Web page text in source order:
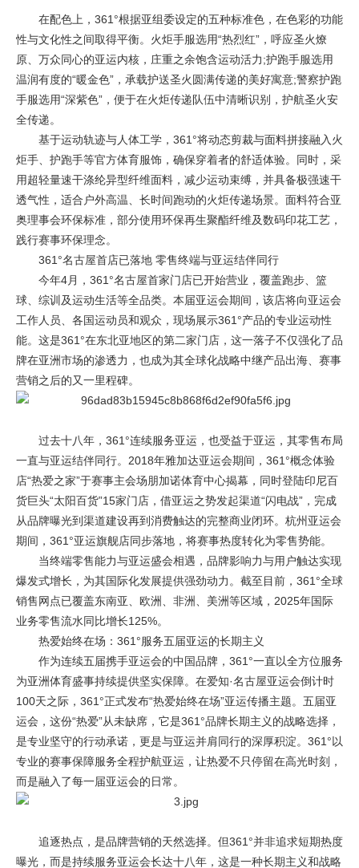
在配色上，361°根据亚组委设定的五种标准色，在色彩的功能
性与文化性之间取得平衡。火炬手服选用“热烈红”，呼应圣火燎
原、万众同心的亚运内核，庄重之余饱含运动活力;护跑手服选用
温润有度的“暖金色”，承载护送圣火圆满传递的美好寓意;警察护跑
手服选用“深紫色”，便于在火炬传递队伍中清晰识别，护航圣火安
全传递。
基于运动轨迹与人体工学，361°将动态剪裁与面料拼接融入火
炬手、护跑手等官方体育服饰，确保穿着者的舒适体验。同时，采
用超轻量速干涤纶异型纤维面料，减少运动束缚，并具备极强速干
透气性，适合户外高温、长时间跑动的火炬传递场景。面料符合亚
奥理事会环保标准，部分使用环保再生聚酯纤维及数码印花工艺，
践行赛事环保理念。
361°名古屋首店已落地 零售终端与亚运结伴同行
今年4月，361°名古屋首家门店已开始营业，覆盖跑步、篮
球、综训及运动生活等全品类。本届亚运会期间，该店将向亚运会
工作人员、各国运动员和观众，现场展示361°产品的专业运动性
能。这是361°在东北亚地区的第二家门店，这一落子不仅强化了品
牌在亚洲市场的渗透力，也成为其全球化战略中继产品出海、赛事
营销之后的又一里程碑。
过去十八年，361°连续服务亚运，也受益于亚运，其零售布局
一直与亚运结伴同行。2018年雅加达亚运会期间，361°概念体验
店“热爱之家”于赛事主会场朋加诺体育中心揭幕，同时登陆印尼百
货巨头“太阳百货”15家门店，借亚运之势发起渠道“闪电战”，完成
从品牌曝光到渠道建设再到消费触达的完整商业闭环。杭州亚运会
期间，361°亚运旗舰店同步落地，将赛事热度转化为零售势能。
当终端零售能力与亚运盛会相遇，品牌影响力与用户触达实现
爆发式增长，为其国际化发展提供强劲动力。截至目前，361°全球
销售网点已覆盖东南亚、欧洲、非洲、美洲等区域，2025年国际
业务零售流水同比增长125%。
热爱始终在场：361°服务五届亚运的长期主义
作为连续五届携手亚运会的中国品牌，361°一直以全方位服务
为亚洲体育盛事持续提供坚实保障。在爱知·名古屋亚运会倒计时
100天之际，361°正式发布“热爱始终在场”亚运传播主题。五届亚
运会，这份“热爱”从未缺席，它是361°品牌长期主义的战略选择，
是专业坚守的行动承诺，更是与亚运并肩同行的深厚积淀。361°以
专业的赛事保障服务全程护航亚运，让热爱不只停留在高光时刻，
而是融入了每一届亚运会的日常。
追逐热点，是品牌营销的天然选择。但361°并非追求短期热度
曝光，而是持续服务亚运会长达十八年，这是一种长期主义和战略